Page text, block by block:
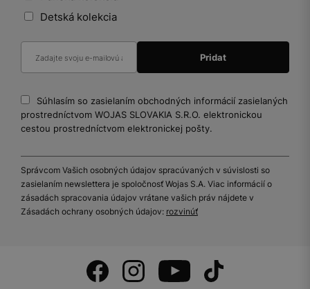
Detská kolekcia
Súhlasím so zasielaním obchodných informácií zasielaných
prostredníctvom WOJAS SLOVAKIA S.R.O. elektronickou
cestou prostredníctvom elektronickej pošty.
Správcom Vašich osobných údajov spracúvaných v súvislosti so
zasielaním newslettera je spoločnosť Wojas S.A. Viac informácií o
zásadách spracovania údajov vrátane vašich práv nájdete v
Zásadách ochrany osobných údajov: rozvinúť